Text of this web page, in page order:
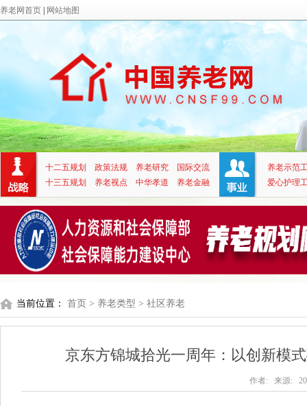
养老网首页 网站地图
十二五规划 政策法规 养老研究
国际交流
十三五规划
养老视点 中华孝道 养老金融
养老示范
爱心护理
当前位置： 首页 > 养老类型 > 社区养老
京东方锦城拾光一周年：以创新模
作者: 来源: